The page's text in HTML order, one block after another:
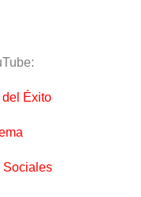
Éxito
Sociales